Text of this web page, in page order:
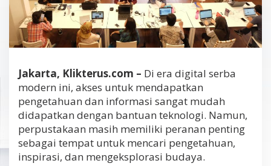
Jakarta, Klikterus.com – Di era digital serba
modern ini, akses untuk mendapatkan
pengetahuan dan informasi sangat mudah
didapatkan dengan bantuan teknologi. Namun,
perpustakaan masih memiliki peranan penting
sebagai tempat untuk mencari pengetahuan,
inspirasi, dan mengeksplorasi budaya.